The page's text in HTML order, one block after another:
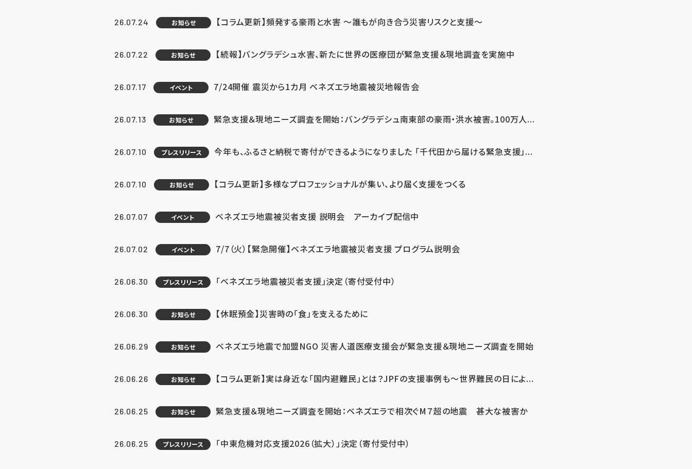
26.07.24 お知らせ 【コラム更新】頻発する豪雨と水害 ～誰もが向き合う災害リスクと支援～
26.07.22 お知らせ 【続報】バングラデシュ水害、新たに世界の医療団が緊急支援＆現地調査を実施中
26.07.17 イベント 7/24開催 震災から1カ月 ベネズエラ地震被災地報告会
26.07.13 お知らせ 緊急支援＆現地ニーズ調査を開始：バングラデシュ南東部の豪雨・洪水被害。100万人...
26.07.10 プレスリリース 今年も、ふるさと納税で寄付ができるようになりました 「千代田から届ける緊急支援」...
26.07.10 お知らせ 【コラム更新】多様なプロフェッショナルが集い、より届く支援をつくる
26.07.07 イベント ベネズエラ地震被災者支援 説明会 アーカイブ配信中
26.07.02 イベント 7/7（火）【緊急開催】ベネズエラ地震被災者支援 プログラム説明会
26.06.30 プレスリリース 「ベネズエラ地震被災者支援」決定（寄付受付中）
26.06.30 お知らせ 【休眠預金】災害時の「食」を支えるために
26.06.29 お知らせ ベネズエラ地震で加盟NGO 災害人道医療支援会が緊急支援＆現地ニーズ調査を開始
26.06.26 お知らせ 【コラム更新】実は身近な「国内避難民」とは？JPFの支援事例も～世界難民の日によ...
26.06.25 お知らせ 緊急支援＆現地ニーズ調査を開始：ベネズエラで相次ぐM７超の地震 甚大な被害か
26.06.25 プレスリリース 「中東危機対応支援2026（拡大）」決定（寄付受付中）